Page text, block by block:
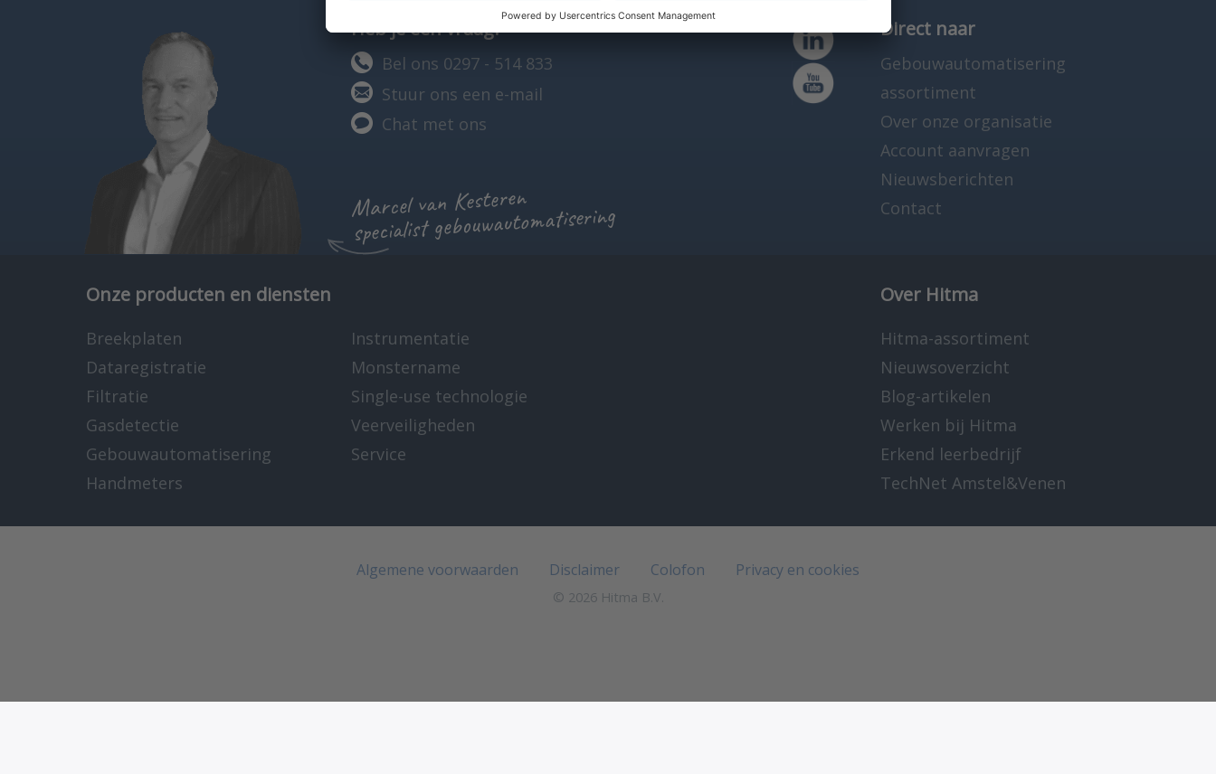
Heb je een vraag?
Bel ons 0297 - 514 833
Stuur ons een e-mail
Chat met ons
Marcel van Kesteren
specialist gebouwautomatisering
Direct naar
Gebouwautomatisering
assortiment
Over onze organisatie
Account aanvragen
Nieuwsberichten
Contact
Onze producten en diensten
Breekplaten
Dataregistratie
Filtratie
Gasdetectie
Gebouwautomatisering
Handmeters
Instrumentatie
Monstername
Single-use technologie
Veerveiligheden
Service
Over Hitma
Hitma-assortiment
Nieuwsoverzicht
Blog-artikelen
Werken bij Hitma
Erkend leerbedrijf
TechNet Amstel&Venen
Algemene voorwaarden Disclaimer Colofon Privacy en cookies
© 2026 Hitma B.V.